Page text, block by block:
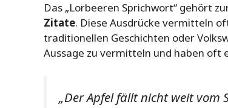
Das „Lorbeeren Sprichwort“ gehört
Zitate. Diese Ausdrücke vermitteln
traditionellen Geschichten oder
Aussage zu vermitteln und haben oft
„Der Apfel fällt nicht weit vom